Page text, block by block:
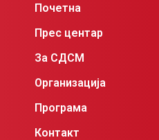
Почетна
Прес центар
За СДСМ
Организација
Програма
Контакт